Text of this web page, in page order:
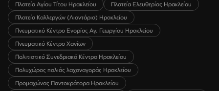
Πλατεία Αγίου Τίτου Ηρακλείου
Πλατεία Ελευθερίας Ηρακλείου
Πλατεία Καλλεργών (Λιοντάρια) Ηρακλείου
Πνευματικό Κέντρο Ενορίας Αγ. Γεωργίου Ηρακλείου
Πνευματικό Κέντρο Χανίων
Πολιτιστικό Συνεδριακό Κέντρο Ηρακλείου
Πολυχώρος παλιάς λαχαναγοράς Ηρακλείου
Προμαχώνας Παντοκράτορα Ηρακλείου